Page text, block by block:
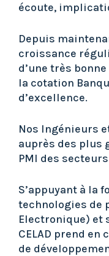
écoute,
Depuis
croissance
d’une très
la cotation
d’excellence.
Nos Ingénieurs
auprès des plus
PMI des
S’appuyant à la
technologies de
Electronique) et
CELAD prend en
de